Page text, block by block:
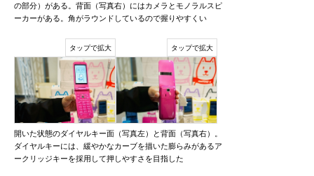
の部分）がある。背面（写真右）にはカメラとモノラルスピ
ーカーがある。角がラウンドしているので握りやすくい
開いた状態のダイヤルキー面（写真左）と背面（写真右）。
ダイヤルキーには、緩やかなカーブを描いた膨らみがあるア
ークリッジキーを採用して押しやすさを目指した